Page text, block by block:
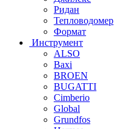
Ридан
Тепловодомер
Формат
Инструмент
ALSO
Baxi
BROEN
BUGATTI
Cimberio
Global
Grundfos